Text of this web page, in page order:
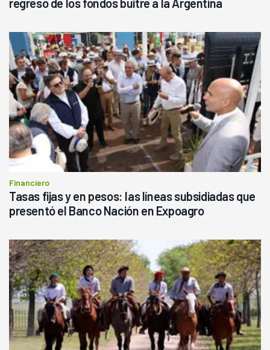
regreso de los fondos buitre a la Argentina
Financiero
Tasas fijas y en pesos: las líneas subsidiadas que
presentó el Banco Nación en Expoagro